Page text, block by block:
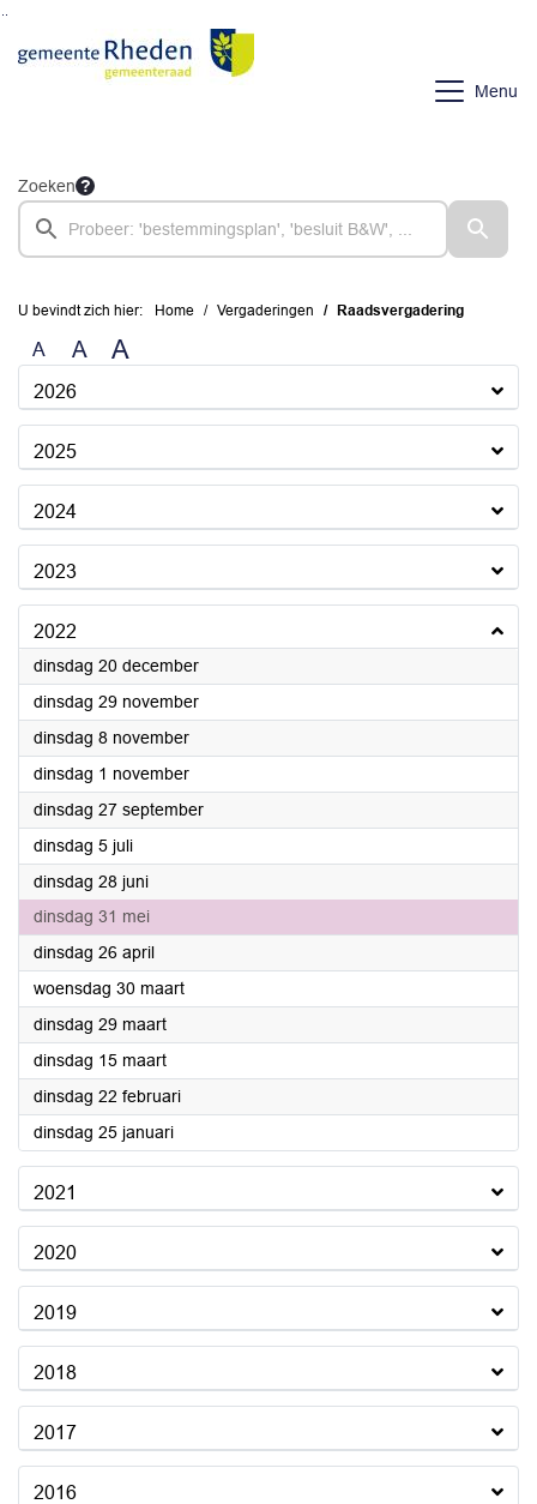
Ga naar de inhoud van deze pagina
Menu
Zoeken
U bevindt zich hier: Home Vergaderingen Raadsvergadering
A A A
2026
2025
2024
2023
2022
dinsdag 20 december2022
dinsdag 29 november2022
dinsdag 8 november2022
dinsdag 1 november2022
dinsdag 27 september2022
dinsdag 5 juli2022
dinsdag 28 juni2022
dinsdag 31 mei
dinsdag 26 april2022
woensdag 30 maart2022
dinsdag 29 maart2022
dinsdag 15 maart2022
dinsdag 22 februari2022
dinsdag 25 januari2022
2021
2020
2019
2018
2017
2016